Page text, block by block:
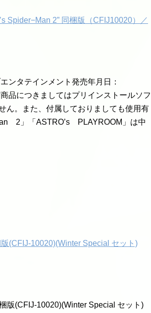
Spider−Man 2” 同梱版（CFIJ10020）／
ンタテインメント発売年月日：
品につきましてはプリインストールソフ
ん。また、付属しておりましても使用有
2」「ASTRO’s PLAYROOM」は中
版(CFIJ-10020)(Winter Special セット)
版(CFIJ-10020)(Winter Special セット)